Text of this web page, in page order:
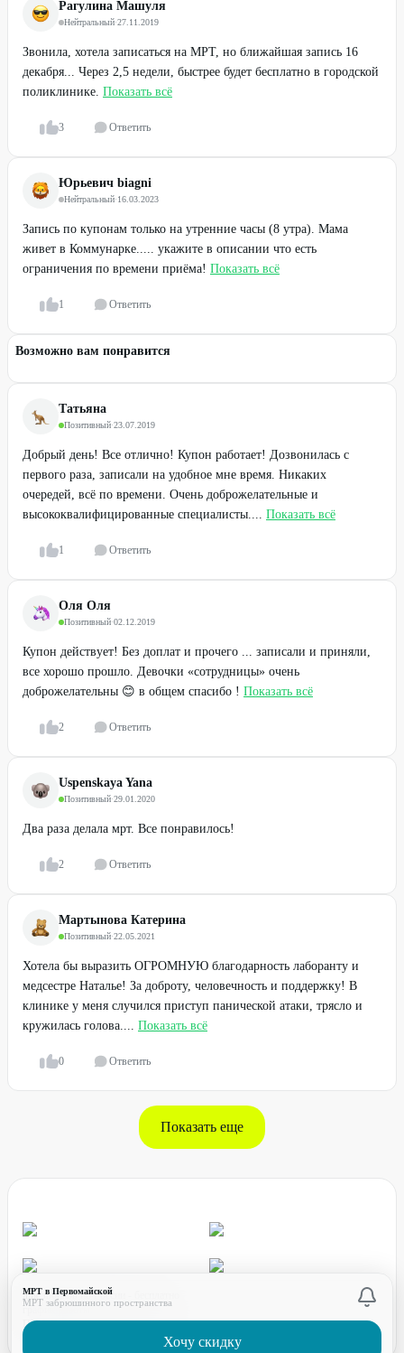
Рагулина Машуля
Нейтральный·27.11.2019
Звонила, хотела записаться на МРТ, но ближайшая запись 16
декабря... Через 2,5 недели, быстрее будет бесплатно в городской
поликлинике. Показать всё
3 Ответить
Юрьевич biagni
Нейтральный·16.03.2023
Запись по купонам только на утренние часы (8 утра). Мама
живет в Коммунарке..... укажите в описании что есть
ограничения по времени приёма! Показать всё
1 Ответить
Возможно вам понравится
Татьяна
Позитивный·23.07.2019
Добрый день! Все отлично! Купон работает! Дозвонилась с
первого раза, записали на удобное мне время. Никаких
очередей, всё по времени. Очень доброжелательные и
высококвалифицированные специалисты.... Показать всё
1 Ответить
Оля Оля
Позитивный·02.12.2019
Купон действует! Без доплат и прочего ... записали и приняли,
все хорошо прошло. Девочки «сотрудницы» очень
доброжелательны 😊 в общем спасибо ! Показать всё
2 Ответить
Uspenskaya Yana
Позитивный·29.01.2020
Два раза делала мрт. Все понравилось!
2 Ответить
Мартынова Катерина
Позитивный·22.05.2021
Хотела бы выразить ОГРОМНУЮ благодарность лаборанту и
медсестре Наталье! За доброту, человечность и поддержку! В
клинике у меня случился приступ панической атаки, трясло и
кружилась голова.... Показать всё
0 Ответить
Показать еще
МРТ в Первомайской
МРТ забрюшинного пространства
Хочу скидку
для звонков по России - бесплатно
график работы:
ПН-ПТ с 08:00 до 17:00 (по МСК)